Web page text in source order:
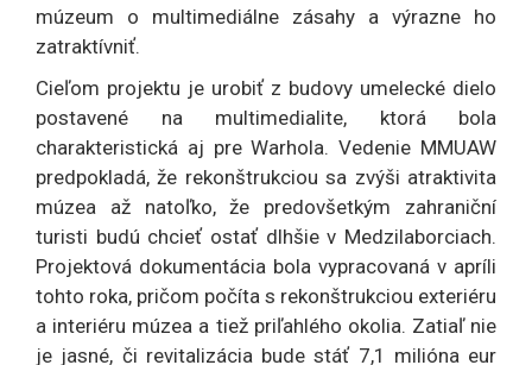
múzeum o multimediálne zásahy a výrazne ho
zatraktívniť.
Cieľom projektu je urobiť z budovy umelecké dielo
postavené na multimedialite, ktorá bola
charakteristická aj pre Warhola. Vedenie MMUAW
predpokladá, že rekonštrukciou sa zvýši atraktivita
múzea až natoľko, že predovšetkým zahraniční
turisti budú chcieť ostať dlhšie v Medzilaborciach.
Projektová dokumentácia bola vypracovaná v apríli
tohto roka, pričom počíta s rekonštrukciou exteriéru
a interiéru múzea a tiež priľahlého okolia. Zatiaľ nie
je jasné, či revitalizácia bude stáť 7,1 milióna eur